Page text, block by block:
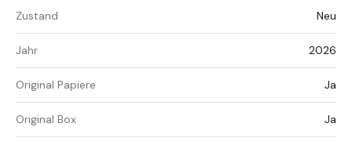
Zustand Neu
Jahr 2026
Original Papiere Ja
Original Box Ja